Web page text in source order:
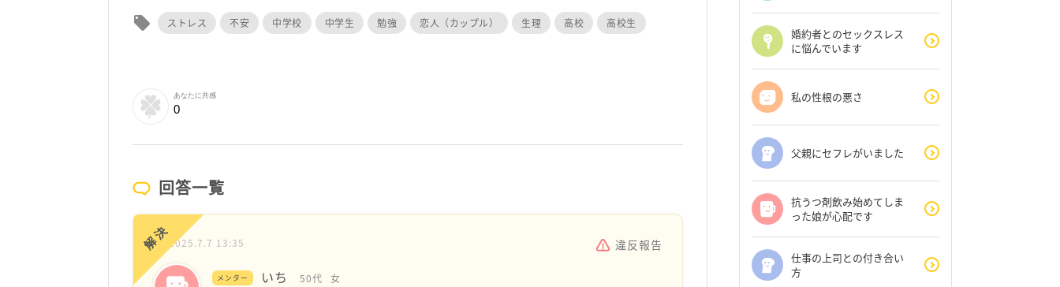
local_offer ストレス 不安 中学校 中学生 勉強 恋人（カップル） 生理 高校 高校生
あなたに共感
0
回答一覧
解決2025.7.7 13:35 違反報告
メンター いち 50代
女
婚約者とのセックスレス
に悩んでいます
私の性根の悪さ
父親にセフレがいました
抗うつ剤飲み始めてしま
った娘が心配です
仕事の上司との付き合い
方